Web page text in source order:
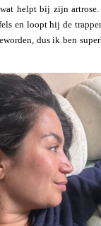
helpt bij zijn
en loopt hij de
dus ik ben